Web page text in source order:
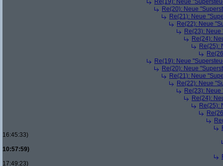
Re(19): Neue
Re(20): Neue
Re(21): Neue
Re(22): Neue
Re(23):
Re(24):
Re(25):
Re(19): Neue
Re(20): Neue
Re(21): Neue
Re(22): Neue
Re(23):
Re(24):
Re(25):
16:45:33)
10:57:59)
17:49:23)